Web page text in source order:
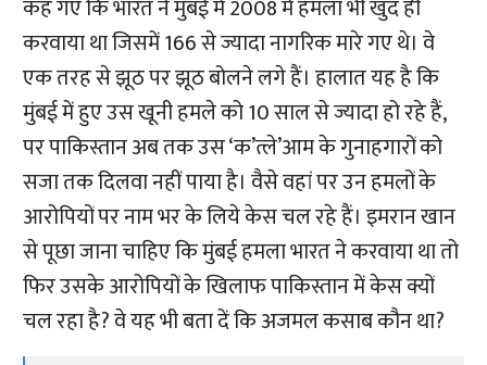
कह गए कि भारत ने मुंबई में 2008 में हमला भी खुद ही
करवाया था जिसमें 166 से ज्यादा नागरिक मारे गए थे। वे
एक तरह से झूठ पर झूठ बोलने लगे हैं। हालात यह है कि
मुंबई में हुए उस खूनी हमले को 10 साल से ज्यादा हो रहे हैं,
पर पाकिस्तान अब तक उस ‘क’त्ले’आम के गुनाहगारों को
सजा तक दिलवा नहीं पाया है। वैसे वहां पर उन हमलों के
आरोपियों पर नाम भर के लिये केस चल रहे हैं। इमरान खान
से पूछा जाना चाहिए कि मुंबई हमला भारत ने करवाया था तो
फिर उसके आरोपियों के खिलाफ पाकिस्तान में केस क्यों
चल रहा है? वे यह भी बता दें कि अजमल कसाब कौन था?